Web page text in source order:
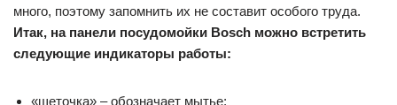
много, поэтому запомнить их не составит особого труда.
Итак, на панели посудомойки Bosch можно встретить
следующие индикаторы работы:
«щеточка» – обозначает мытье;